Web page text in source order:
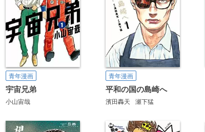
青年漫画
宇宙兄弟
小山宙哉
青年漫画
平和の国の島崎へ
濱田轟天 瀬下猛